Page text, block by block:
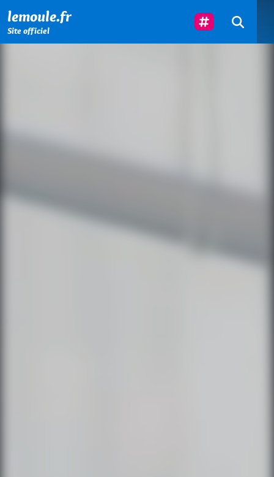
lemoule.fr
Site officiel
Suivez-Nous